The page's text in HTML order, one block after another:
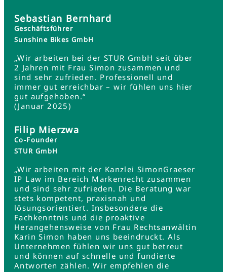
Sebastian Bernhard
Geschäftsführer
Sunshine Bikes GmbH
„Wir arbeiten bei der STUR GmbH seit über
2 Jahren mit Frau Simon zusammen und
sind sehr zufrieden. Professionell und
immer gut erreichbar – wir fühlen uns hier
gut aufgehoben.“
(Januar 2025)
Filip Mierzwa
Co-Founder
STUR GmbH
„Wir arbeiten mit der Kanzlei SimonGraeser
IP Law im Bereich Markenrecht zusammen
und sind sehr zufrieden. Die Beratung war
stets kompetent, praxisnah und
lösungsorientiert. Insbesondere die
Fachkenntnis und die proaktive
Herangehensweise von Frau Rechtsanwältin
Karin Simon haben uns beeindruckt. Als
Unternehmen fühlen wir uns gut betreut
und können auf schnelle und fundierte
Antworten zählen. Wir empfehlen die